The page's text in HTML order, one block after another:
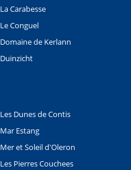
La Carabesse
Le Conguel
Domaine de Kerlann
Duinzicht
Les Dunes de Contis
Mar Estang
Mer et Soleil d'Oleron
Les Pierres Couchees